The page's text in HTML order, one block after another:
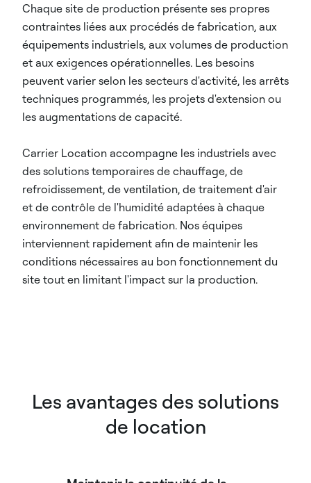
Chaque site de production présente ses propres
contraintes liées aux procédés de fabrication, aux
équipements industriels, aux volumes de production
et aux exigences opérationnelles. Les besoins
peuvent varier selon les secteurs d'activité, les arrêts
techniques programmés, les projets d'extension ou
les augmentations de capacité.
Carrier Location accompagne les industriels avec
des solutions temporaires de chauffage, de
refroidissement, de ventilation, de traitement d'air
et de contrôle de l'humidité adaptées à chaque
environnement de fabrication. Nos équipes
interviennent rapidement afin de maintenir les
conditions nécessaires au bon fonctionnement du
site tout en limitant l'impact sur la production.
Les avantages des solutions
de location